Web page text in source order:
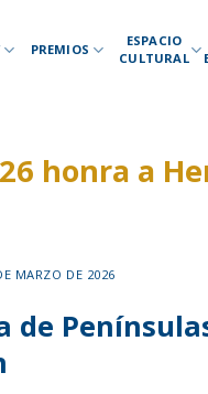
PREMIOS
ESPACIO
CULTURAL
honra a
MARZO DE 2026
de